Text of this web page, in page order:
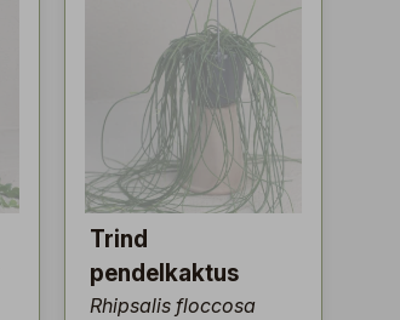
Trind
pendelkaktus
Rhipsalis floccosa